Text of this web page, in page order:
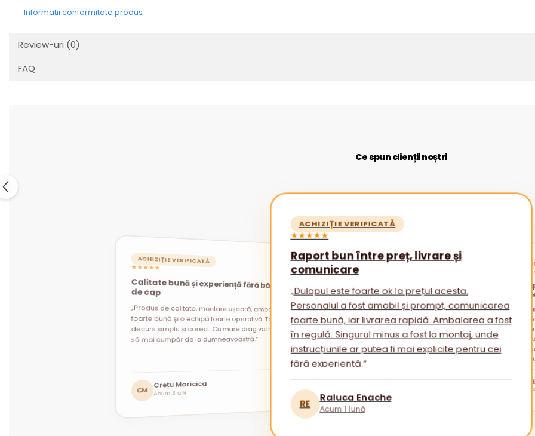
Informatii conformitate produs
Review-uri (0)
FAQ
Ce spun clienții noștri
ACHIZIȚIE VERIFICATĂ
★★★★★
Raport bun între preț, livrare și
comunicare
„Dulapul este foarte ok la prețul acesta.
Personalul a fost amabil și prompt, comunicarea
foarte bună, iar livrarea rapidă. Ambalarea a fost
în regulă. Singurul minus a fost la montaj, unde
instrucțiunile ar putea fi mai explicite pentru cei
fără experiență.”
RE Raluca Enache
Acum 1 lună
„Am
Am
mai
am
ACHIZIȚIE VERIFICATĂ
★★★★★
Calitate bună și experiență fără bătăi
de cap
„Produs de calitate, montare ușoară, ambalare
foarte bună și o echipă foarte operativă. Totul a
decurs simplu și corect. Cu mare drag voi reveni
să mai cumpăr de la dumneavoastră.”
CM Crețu Maricica
Acum 3 ani